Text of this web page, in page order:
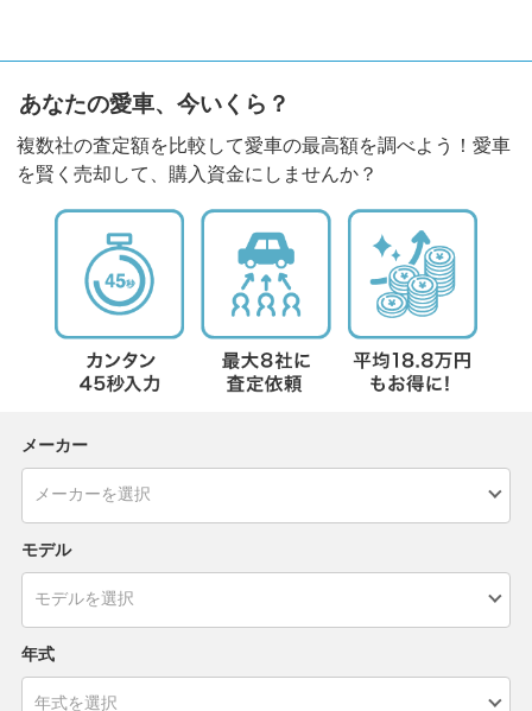
あなたの愛車、今いくら？
複数社の査定額を比較して愛車の最高額を調べよう！愛車
を賢く売却して、購入資金にしませんか？
メーカー
モデル
年式